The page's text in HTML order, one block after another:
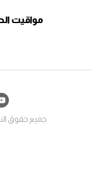
مواقيت
جميع حقوق